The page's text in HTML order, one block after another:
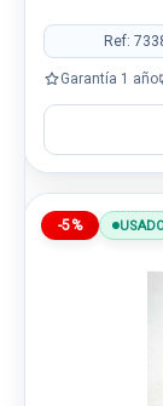
Ref:
Garantía 1 año
-5%